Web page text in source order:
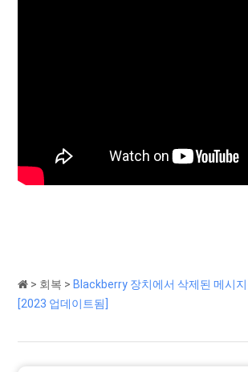
> 회복 > Blackberry 장치에서 삭제된 메시
[2023 업데이트됨]